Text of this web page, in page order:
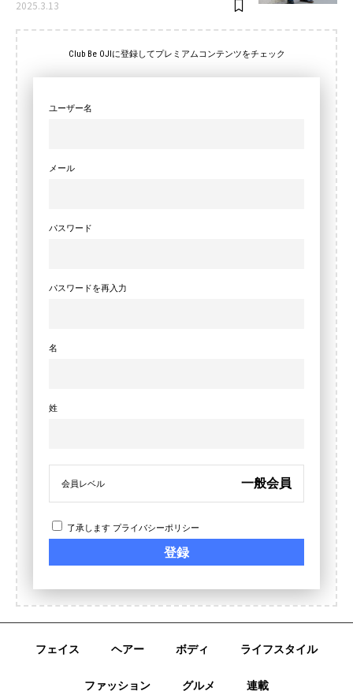
2025.3.13
Club Be OJIに登録してプレミアムコンテンツをチェック
ユーザー名
メール
パスワード
パスワードを再入力
名
姓
会員レベル 一般会員
了承します プライバシーポリシー
フェイス ヘアー ボディ ライフスタイル
ファッション グルメ 連載